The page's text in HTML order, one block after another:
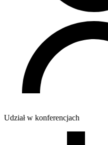
Udział w konferencjach